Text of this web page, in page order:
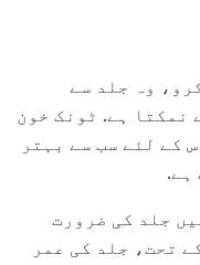
وہ جلد سے
نمکتا ہے. ٹونک خون
کے لئے سب سے بہتر
ہے.
جلد کی ضرورت
تحت، جلد کی عمر